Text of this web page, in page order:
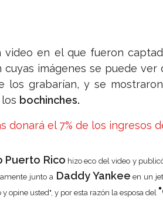
video en el que fueron
imágenes se puede ver
los grabarían, y se
bochinches.
donará el 7% de los ingresos
Puerto Rico hizo eco del video y
junto aDaddy Yankee en un
opine usted", y por esta razón la esposa del